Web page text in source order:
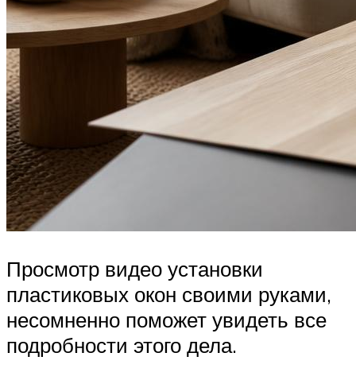
Просмотр видео установки
пластиковых окон своими руками,
несомненно поможет увидеть все
подробности этого дела.